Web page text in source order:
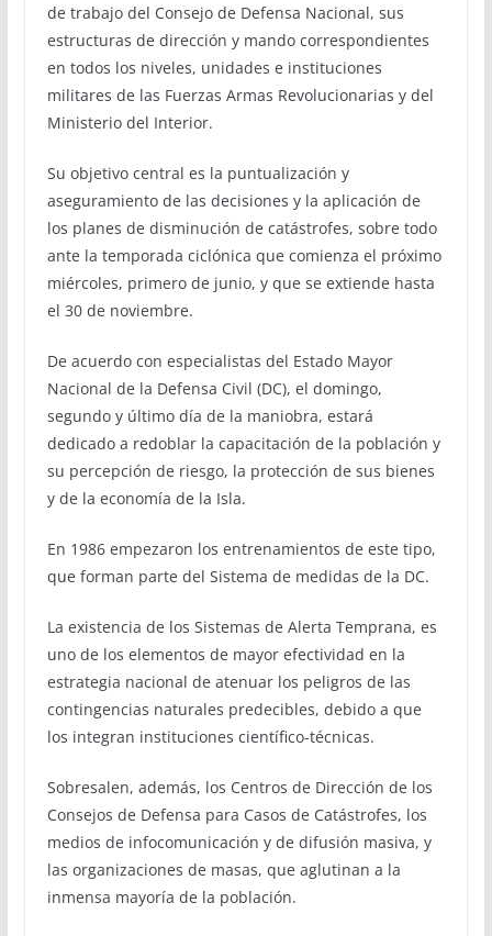
de trabajo del Consejo de Defensa Nacional, sus
estructuras de dirección y mando correspondientes
en todos los niveles, unidades e instituciones
militares de las Fuerzas Armas Revolucionarias y del
Ministerio del Interior.
Su objetivo central es la puntualización y
aseguramiento de las decisiones y la aplicación de
los planes de disminución de catástrofes, sobre todo
ante la temporada ciclónica que comienza el próximo
miércoles, primero de junio, y que se extiende hasta
el 30 de noviembre.
De acuerdo con especialistas del Estado Mayor
Nacional de la Defensa Civil (DC), el domingo,
segundo y último día de la maniobra, estará
dedicado a redoblar la capacitación de la población y
su percepción de riesgo, la protección de sus bienes
y de la economía de la Isla.
En 1986 empezaron los entrenamientos de este tipo,
que forman parte del Sistema de medidas de la DC.
La existencia de los Sistemas de Alerta Temprana, es
uno de los elementos de mayor efectividad en la
estrategia nacional de atenuar los peligros de las
contingencias naturales predecibles, debido a que
los integran instituciones científico-técnicas.
Sobresalen, además, los Centros de Dirección de los
Consejos de Defensa para Casos de Catástrofes, los
medios de infocomunicación y de difusión masiva, y
las organizaciones de masas, que aglutinan a la
inmensa mayoría de la población.